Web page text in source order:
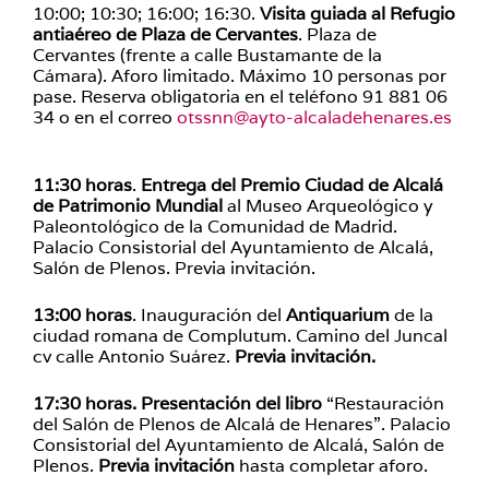
10:00; 10:30; 16:00; 16:30. Visita guiada al Refugio
antiaéreo de Plaza de Cervantes. Plaza de
Cervantes (frente a calle Bustamante de la
Cámara). Aforo limitado. Máximo 10 personas por
pase. Reserva obligatoria en el teléfono 91 881 06
34 o en el correo otssnn@ayto-alcaladehenares.es
11:30 horas. Entrega del Premio Ciudad de Alcalá
de Patrimonio Mundialal Museo Arqueológico y
Paleontológico de la Comunidad de Madrid.
Palacio Consistorial del Ayuntamiento de Alcalá,
Salón de Plenos. Previa invitación.
13:00 horas. Inauguración del Antiquariumde la
ciudad romana de Complutum. Camino del Juncal
cv calle Antonio Suárez. Previa invitación.
17:30 horas. Presentación del libro “Restauración
del Salón de Plenos de Alcalá de Henares”. Palacio
Consistorial del Ayuntamiento de Alcalá, Salón de
Plenos. Previa invitación hasta completar aforo.